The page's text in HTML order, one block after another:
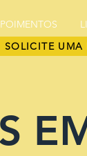
SOLICITE UMA